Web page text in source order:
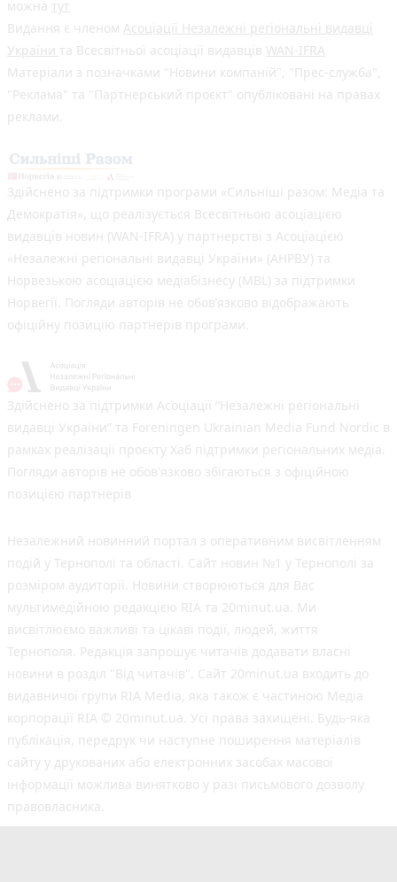
можна тут
Видання є членом Асоціації Незалежні регіональні видавці
України та Всесвітньої асоціації видавців WAN-IFRA
Матеріали з позначками "Новини компаній", "Прес-служба",
"Реклама" та "Партнерський проєкт" опубліковані на правах
реклами.
Здійснено за підтримки програми «Сильніші разом: Медіа та
Демократія», що реалізується Всесвітньою асоціацією
видавців новин (WAN-IFRA) у партнерстві з Асоціацією
«Незалежні регіональні видавці України» (АНРВУ) та
Норвезькою асоціацією медіабізнесу (MBL) за підтримки
Норвегії. Погляди авторів не обов’язково відображають
офіційну позицію партнерів програми.
Здійснено за підтримки Асоціації “Незалежні регіональні
видавці України” та Foreningen Ukrainian Media Fund Nordic в
рамках реалізації проєкту Хаб підтримки регіональних медіа.
Погляди авторів не обов'язково збігаються з офіційною
позицією партнерів
Незалежний новинний портал з оперативним висвітленням
подій у Тернополі та області. Сайт новин №1 у Тернополі за
розміром аудиторії. Новини створюються для Вас
мультимедійною редакцією RIA та 20minut.ua. Ми
висвітлюємо важливі та цікаві події, людей, життя
Тернополя. Редакція запрошує читачів додавати власні
новини в розділ "Від читачів". Сайт 20minut.ua входить до
видавничої групи RIA Media, яка також є частиною Медіа
корпорації RIA © 20minut.ua. Усі права захищені. Будь-яка
публiкацiя, передрук чи наступне поширення матеріалів
сайту у друкованих або електронних засобах масової
інформації можлива винятково у разі письмового дозволу
правовласника.